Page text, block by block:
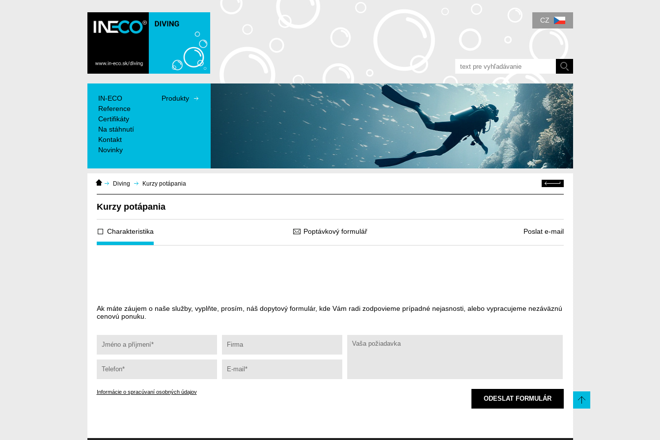
ECO dmychadla, vývěvy, průtokoměry
Domácí
stránka
Diving Kurzy potápania Zpět
Kurzy potápania
Charakteristika Poptávkový formulář Poslat e-mail
Ak máte záujem o naše služby, vyplňte, prosím, náš dopytový formulár, kde Vám radi zodpovieme prípadné nejasnosti, alebo vypracujeme nezáväznú
cenovú ponuku.
Informácie o spracúvaní osobných údajov
ODESLAT FORMULÁR
IN-ECO
Reference
Certifikáty
Na stáhnutí
Kontakt
Novinky
Produkty
CZ